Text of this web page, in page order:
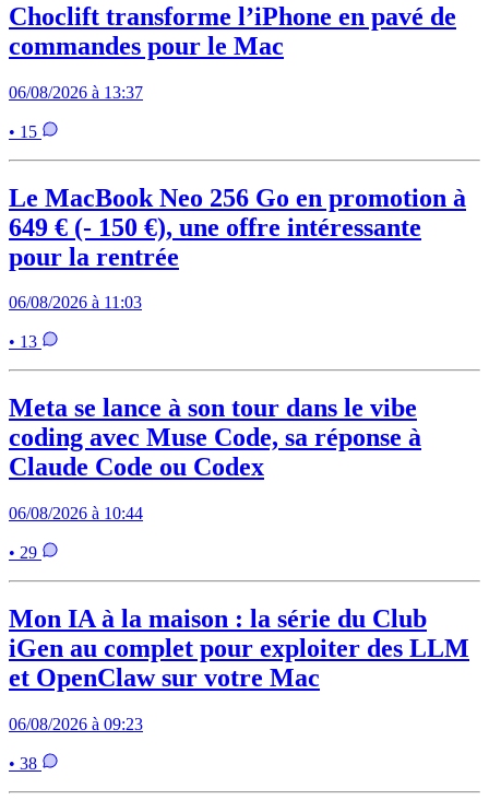
Choclift transforme l’iPhone en pavé de
commandes pour le Mac
06/08/2026 à 13:37
• 15
Le MacBook Neo 256 Go en promotion à
649 € (- 150 €), une offre intéressante
pour la rentrée
06/08/2026 à 11:03
• 13
Meta se lance à son tour dans le vibe
coding avec Muse Code, sa réponse à
Claude Code ou Codex
06/08/2026 à 10:44
• 29
Mon IA à la maison : la série du Club
iGen au complet pour exploiter des LLM
et OpenClaw sur votre Mac
06/08/2026 à 09:23
• 38